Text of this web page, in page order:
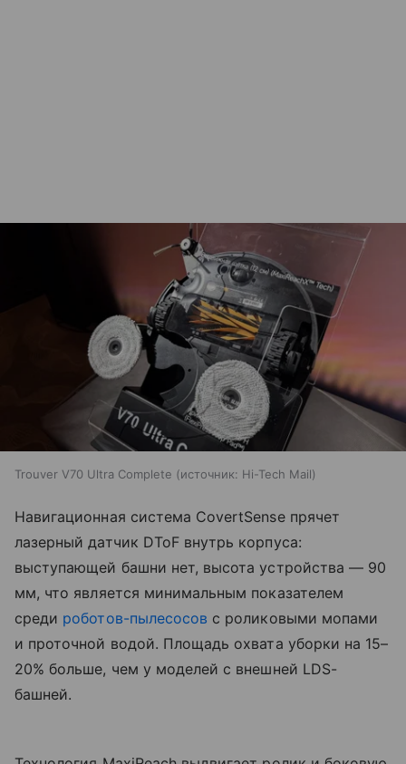
Trouver V70 Ultra Complete источник: Hi-Tech Mail
Навигационная система CovertSense прячет
лазерный датчик DToF внутрь корпуса:
выступающей башни нет, высота устройства — 90
мм, что является минимальным показателем
среди роботов-пылесосов с роликовыми мопами
и проточной водой. Площадь охвата уборки на 15–
20% больше, чем у моделей с внешней LDS-
башней.